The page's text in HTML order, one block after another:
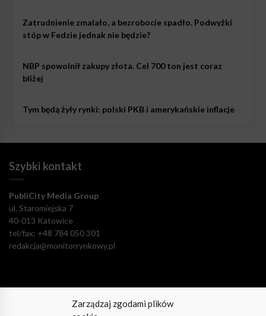
Zarządzaj zgodami plików
Zatrudnienie zmalało, a bezrobocie spadło. Podwyżki
stóp w Fedzie jednak nie będzie?
NBP spowolnił zakupy złota. Cel 700 ton jest coraz
bliżej
Tym będą żyły rynki: polski PKB i amerykańskie inflacje
Szybki kontakt
PubliCity Media Group
ul. Staromiejska 7
40-013 Katowice
tel/fax: +48 784 050 301
redakcja@monitorrynkowy.pl
Pozostańmy w kontakcie!